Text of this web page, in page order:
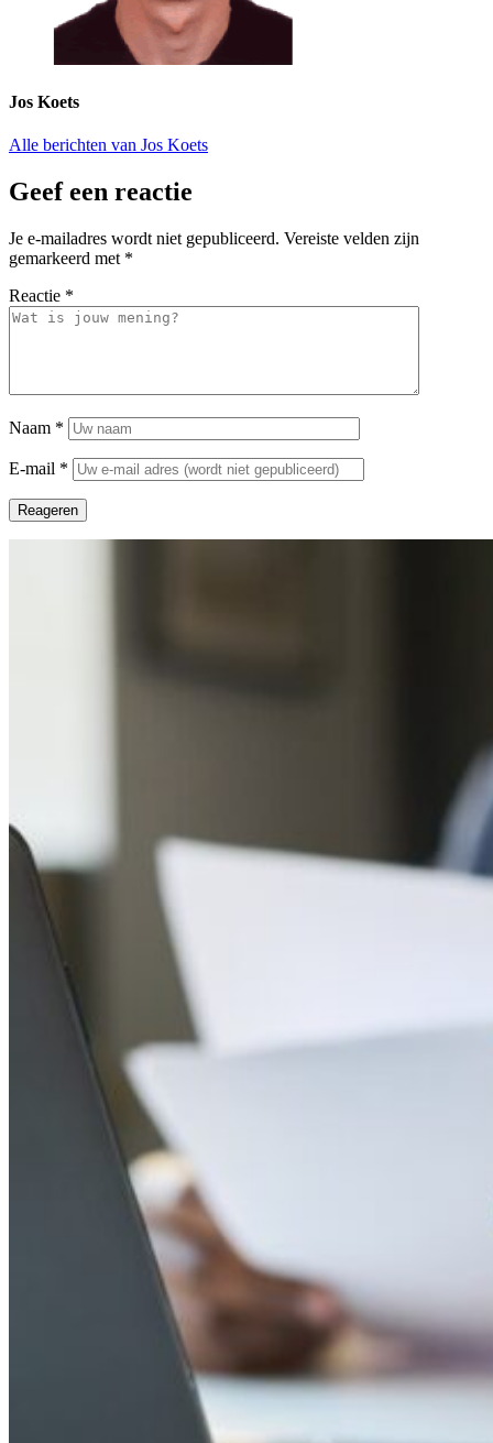
Jos Koets
Alle berichten van Jos Koets
Geef een reactie
Je e-mailadres wordt niet gepubliceerd. Vereiste velden zijn
gemarkeerd met *
Reactie *
Naam *
E-mail *
Reageren